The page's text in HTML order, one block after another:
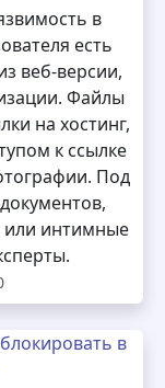
в
есть
веб-версии,
Файлы
на хостинг,
к ссылке
Под
или интимные